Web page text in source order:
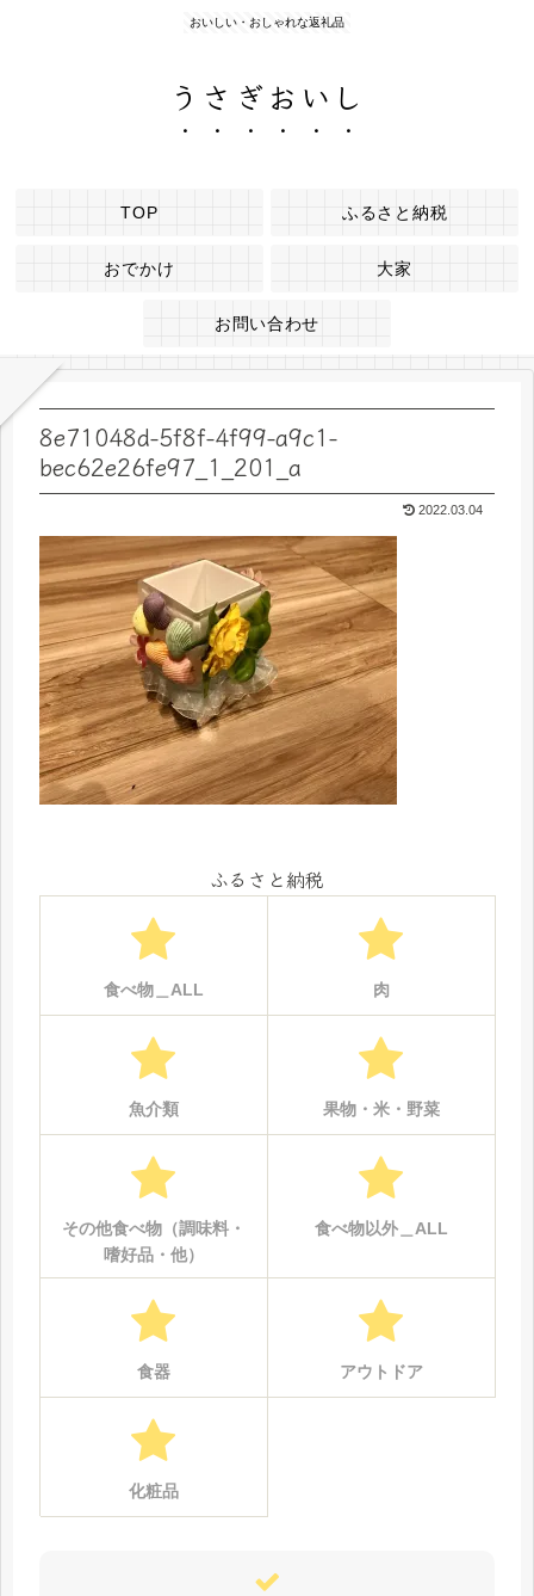
おいしい・おしゃれな返礼品
うさぎおいし
TOP ふるさと納税
おでかけ 大家
お問い合わせ
8e71048d-5f8f-4f99-a9c1-
bec62e26fe97_1_201_a
2022.03.04
ふるさと納税
食べ物＿ALL 肉
魚介類 果物・米・野菜
その他食べ物（調味料・
嗜好品・他）
食べ物以外＿ALL
食器 アウトドア
化粧品